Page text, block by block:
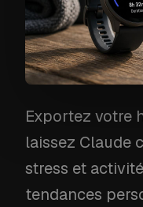
Exportez votre
laissez Claude
stress et
tendances